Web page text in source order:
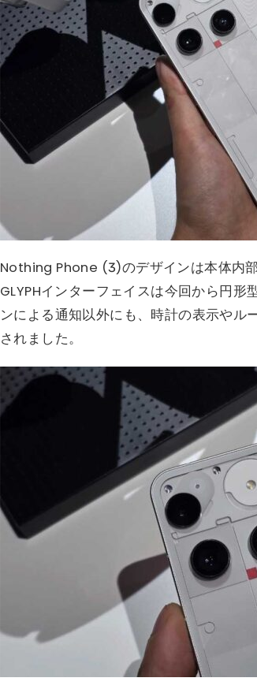
Nothing Phone (3)のデザインは本体内
GLYPHインターフェイスは今回から円
ンによる通知以外にも、時計の表示や
されました。